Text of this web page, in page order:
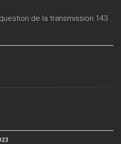
de la transmission 143